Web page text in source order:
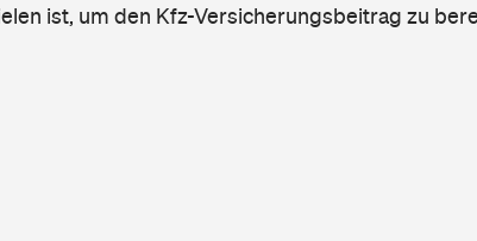
ist, um den Kfz-Versicherungsbeitrag zu